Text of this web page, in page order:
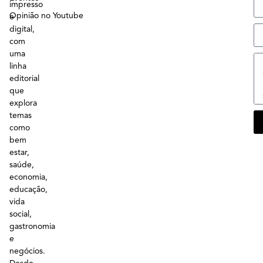
impresso
e
digital,
com
uma
linha
editorial
que
explora
temas
como
bem
estar,
saúde,
economia,
educação,
vida
social,
gastronomia
e
negócios.
Opinião no Youtube